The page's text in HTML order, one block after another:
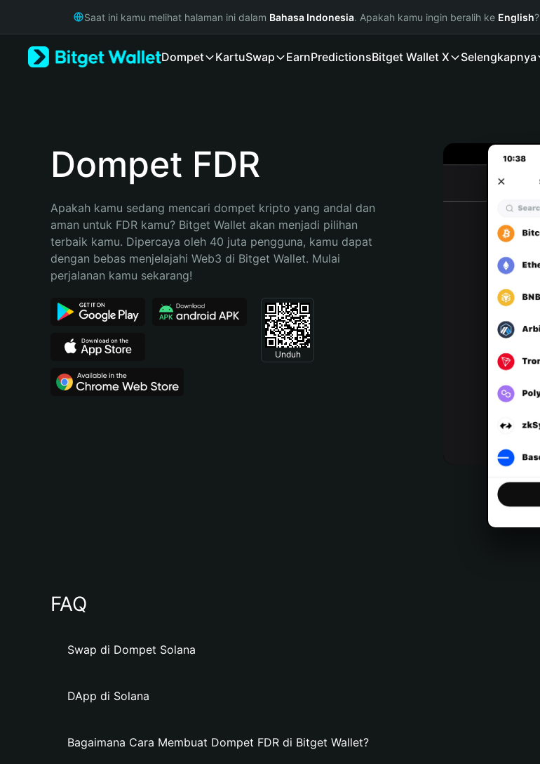
Русский
Bahasa Indonesia
Español (Argentina)
Saat ini kamu melihat halaman ini dalam Bahasa Indonesia. Apakah kamu ingin beralih ke English?
Dompet KartuSwap EarnPredictionsBitget Wallet X Selengkapnya
Dompet FDR
Apakah kamu sedang mencari dompet kripto yang andal dan
aman untuk FDR kamu? Bitget Wallet akan menjadi pilihan
terbaik kamu. Dipercaya oleh 40 juta pengguna, kamu dapat
dengan bebas menjelajahi Web3 di Bitget Wallet. Mulai
perjalanan kamu sekarang!
Unduh
FAQ
Swap di Dompet Solana
DApp di Solana
Bagaimana Cara Membuat Dompet FDR di Bitget Wallet?